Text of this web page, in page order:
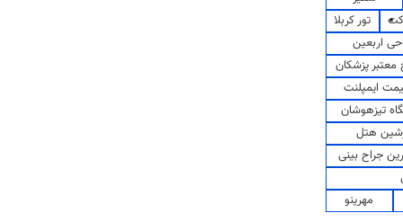
تور کربلا
اربعین
پزشکان
ایمپلنت
تیزهوشان
هتل
جراح بینی
مهرینو